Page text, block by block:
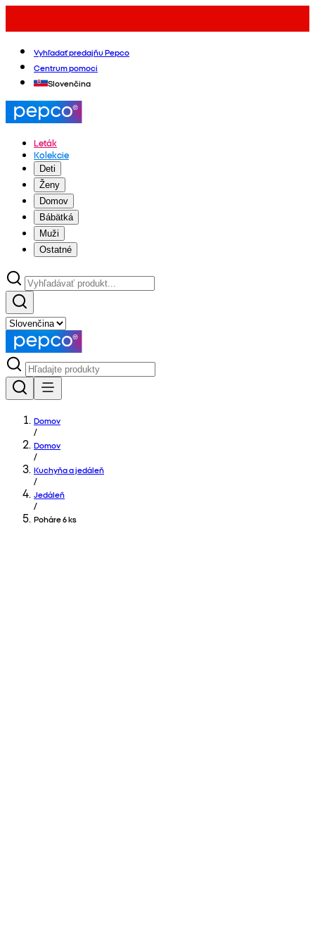
Vyhľadať predajňu Pepco
Centrum pomoci
Slovenčina
Leták
Kolekcie
Deti
Ženy
Domov
Bábätká
Muži
Ostatné
Domov
/
Domov
/
Kuchyňa a jedáleň
/
Jedáleň
/
Poháre 6 ks